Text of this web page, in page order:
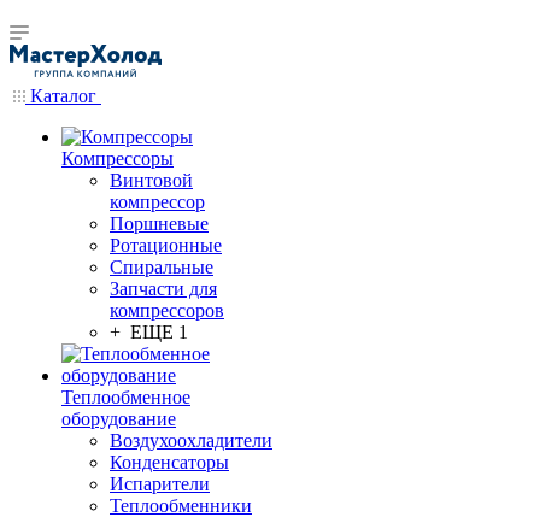
Каталог
Компрессоры
Винтовой
компрессор
Поршневые
Ротационные
Спиральные
Запчасти для
компрессоров
+ ЕЩЕ 1
Теплообменное
оборудование
Воздухоохладители
Конденсаторы
Испарители
Теплообменники